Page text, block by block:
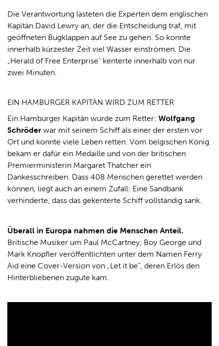
Die Verantwortung lasteten die Experten dem englischen
Kapitän David Lewry an, der die Entscheidung traf, mit
geöffneten Bugklappen auf See zu gehen. So konnte
innerhalb kürzester Zeit viel Wasser einströmen. Die
„Herald of Free Enterprise“ kenterte innerhalb von nur
zwei Minuten.
EIN HAMBURGER KAPITÄN WIRD ZUM RETTER
Ein Hamburger Kapitän wurde zum Retter: Wolfgang
Schröder war mit seinem Schiff als einer der ersten vor
Ort und konnte viele Leben retten. Vom belgischen König
bekam er dafür ein Medaille und von der britischen
Premierministerin Margaret Thatcher ein
Dankesschreiben. Dass 408 Menschen gerettet werden
können, liegt auch an einem Zufall: Eine Sandbank
verhinderte, dass das gekenterte Schiff vollständig sank.
Überall in Europa nahmen die Menschen Anteil.
Britische Musiker um Paul McCartney, Boy George und
Mark Knopfler veröffentlichten unter dem Namen Ferry
Aid eine Cover-Version von „Let it be“, deren Erlös den
Hinterbliebenen zugute kam.